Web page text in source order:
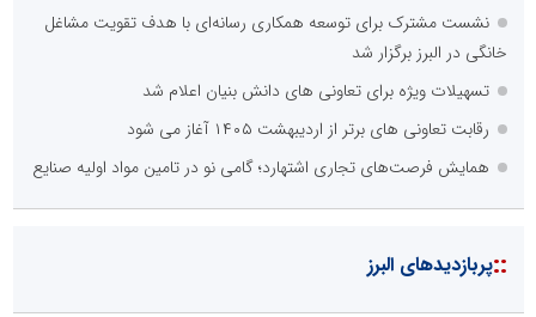
نشست مشترک برای توسعه همکاری رسانه‌ای با هدف تقویت مشاغل
خانگی در البرز برگزار شد
تسهیلات ویژه برای تعاونی های دانش بنیان اعلام شد
رقابت تعاونی های برتر از اردیبهشت ۱۴۰۵ آغاز می شود
همایش فرصت‌های تجاری اشتهارد؛ گامی نو در تامین مواد اولیه صنایع
::پربازدیدهای البرز